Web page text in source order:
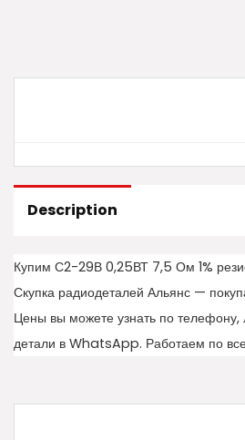
Description
Купим С2-29В 0,25ВТ 7,5 Ом 1%
Скупка радиодеталей Альянс —
Цены вы можете узнать по телефону,
детали в WhatsApp. Работаем по